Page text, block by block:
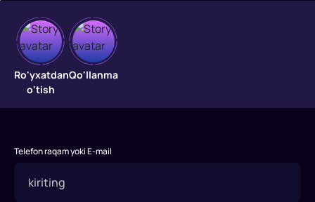
Ishq
sohillari
sohillari"
2013-
tasvirga
Ro'yxatdan
o'tish
Qo'llanma
Telefon raqam yoki E-mail